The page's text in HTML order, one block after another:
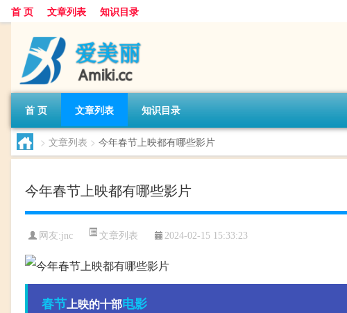
首 页 文章列表 知识目录
首 页 文章列表 知识目录
> 文章列表 > 今年春节上映都有哪些影片
今年春节上映都有哪些影片
网友:jnc 文章列表 2024-02-15 15:33:23
春节上映的十部电影